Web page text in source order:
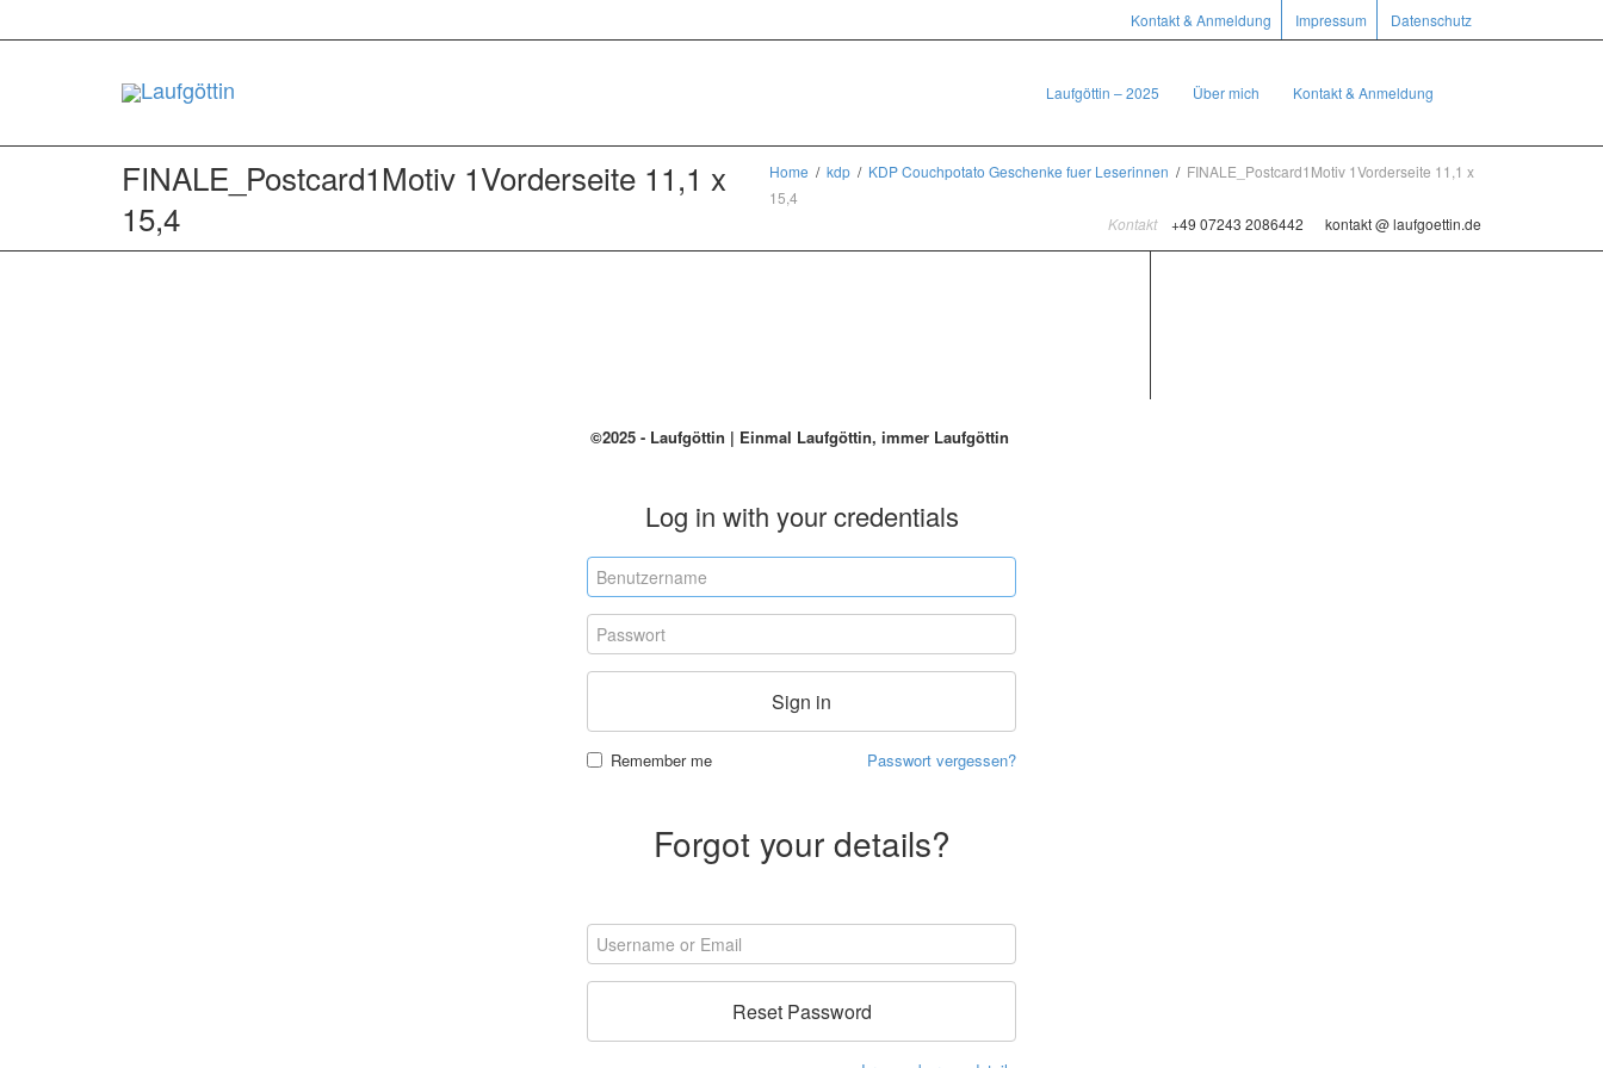
Kontakt & Anmeldung Impressum Datenschutz
Laufgöttin – 2025 Über mich Kontakt & Anmeldung
FINALE_Postcard1Motiv 1Vorderseite 11,1 x
15,4
Home kdp KDP Couchpotato Geschenke fuer Leserinnen
FINALE_Postcard1Motiv 1Vorderseite 11,1 x
15,4
Kontakt
+49 07243 2086442 kontakt @ laufgoettin.de
©2025 - Laufgöttin | Einmal Laufgöttin, immer Laufgöttin
Log in with your credentials
Sign in
Remember me Passwort vergessen?
Forgot your details?
Reset Password